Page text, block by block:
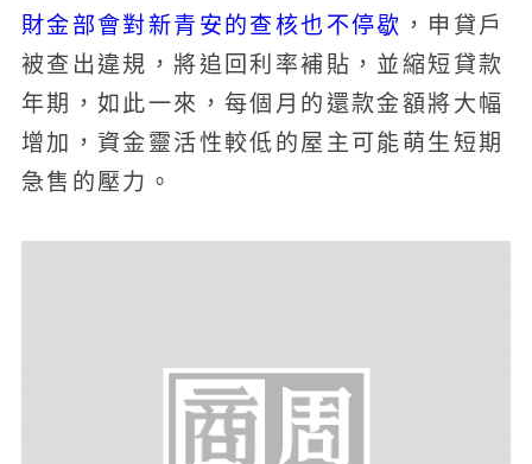
財金部會對新青安的查核也不停歇 ，申貸戶
被查出違規，將追回利率補貼，並縮短貸款
年期，如此一來，每個月的還款金額將大幅
增加，資金靈活性較低的屋主可能萌生短期
急售的壓力。